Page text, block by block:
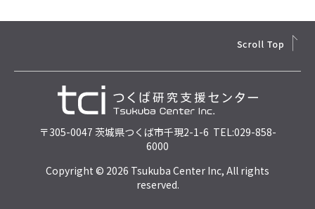
〒305-0047 茨城県つくば市千現2-1-6 TEL:029-858-
6000
Copyright © 2026 Tsukuba Center Inc, All rights
reserved.